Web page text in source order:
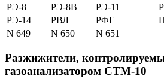
РЭ-8
РЭ-8В РЭ-11
РЭ-14
РВЛ РФГ
N 649
N 650 N 651
Разжижители,
газоанализатором СТМ-10